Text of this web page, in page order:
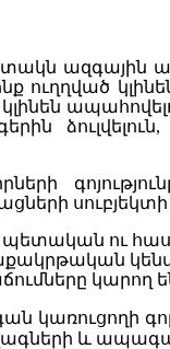
ն ազգային
ուղղված
կլինեն
ձուլվելուն
սուբյեկտի
պետական ու
կարող
կառուցողի
և